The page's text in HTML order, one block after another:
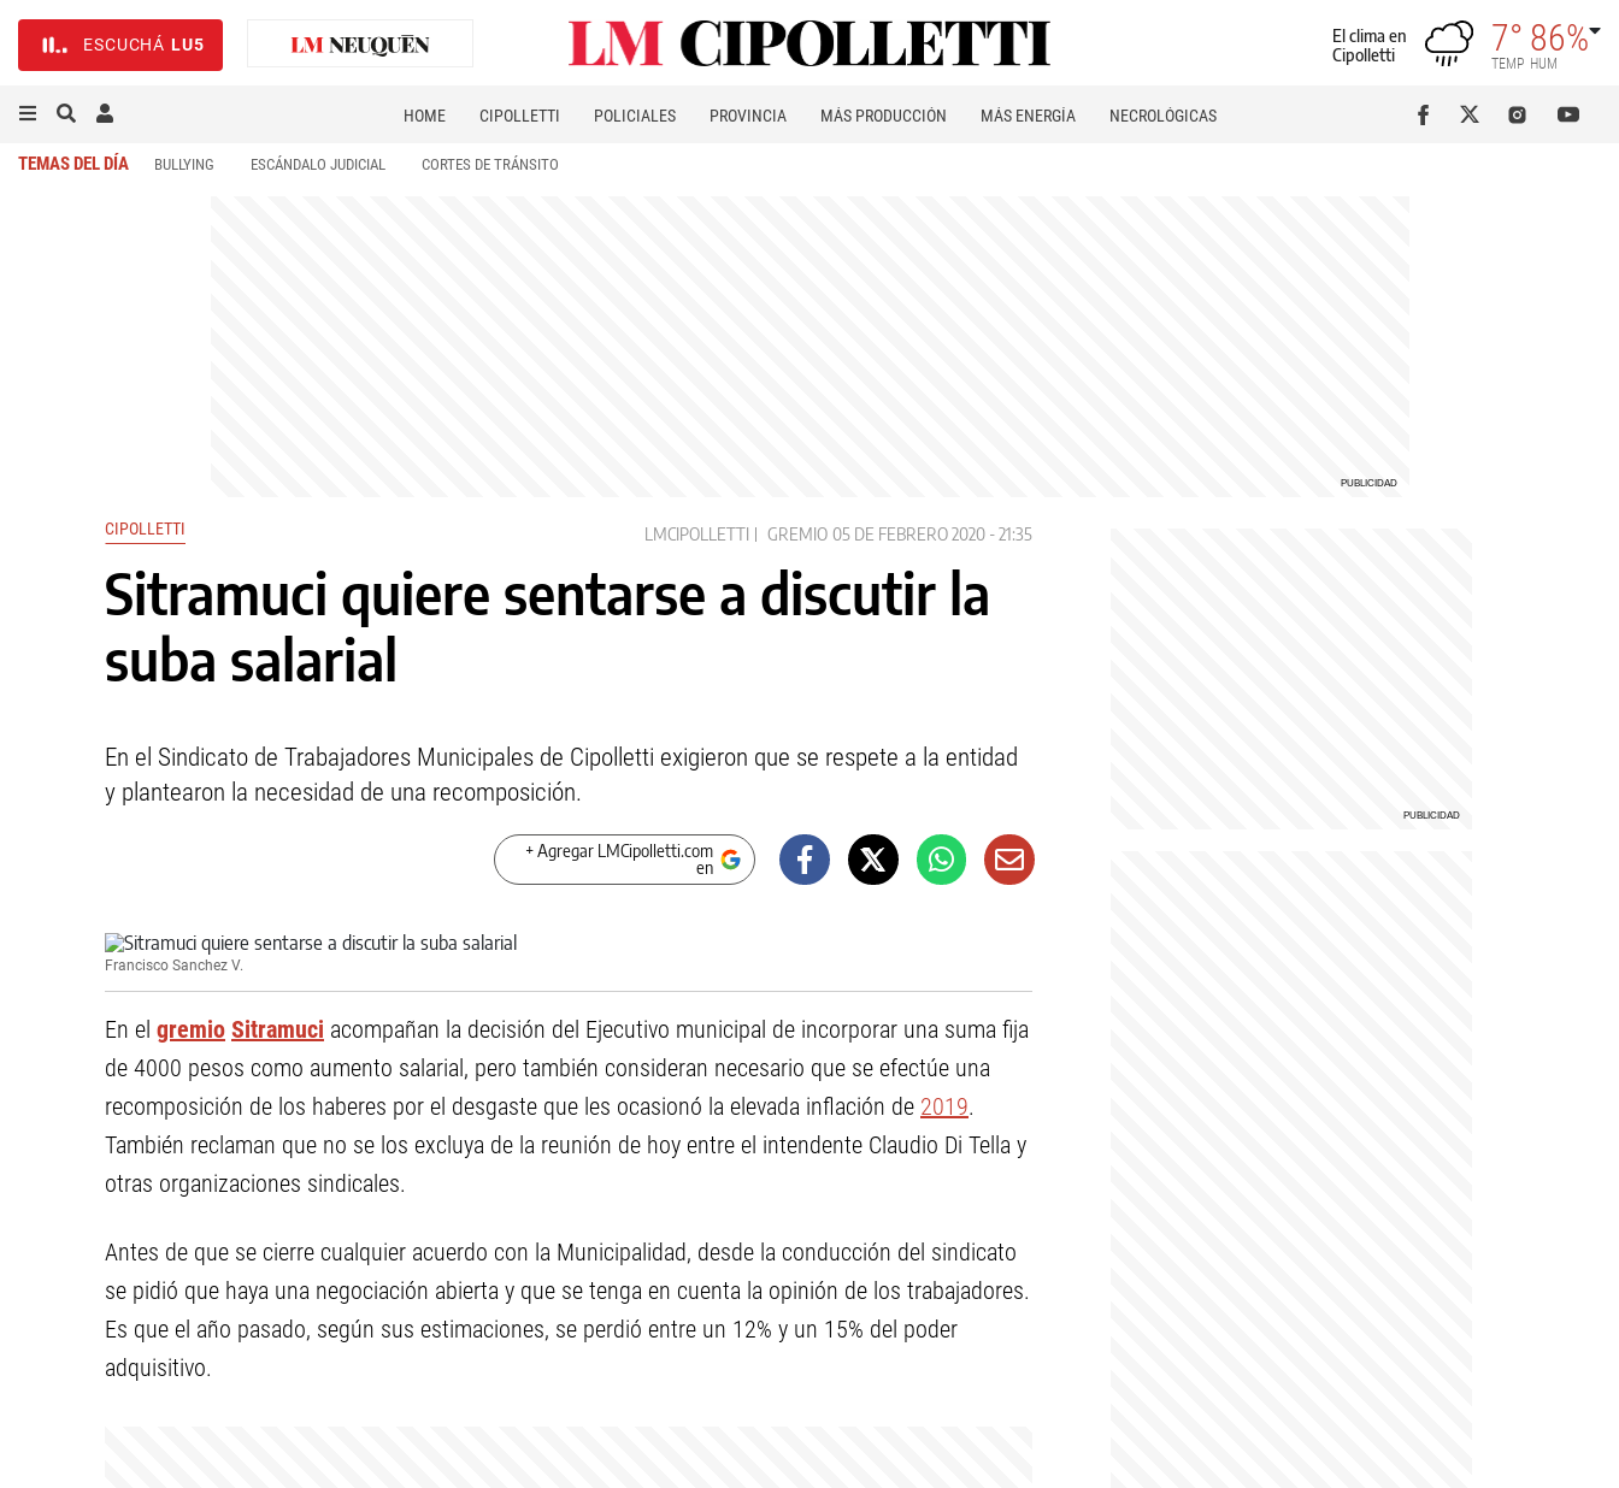
ESCUCHÁ LU5
El clima en
Cipolletti
7°
TEMP
86%
HUM
HOME CIPOLLETTI POLICIALES PROVINCIA MÁS PRODUCCIÓN MÁS ENERGÍA NECROLÓGICAS
TEMAS DEL DÍA BULLYING ESCÁNDALO JUDICIAL CORTES DE TRÁNSITO
CIPOLLETTI LMCIPOLLETTI GREMIO 05 DE FEBRERO 2020 - 21:35
Sitramuci quiere sentarse a discutir la
suba salarial
En el Sindicato de Trabajadores Municipales de Cipolletti exigieron que se respete a la entidad
y plantearon la necesidad de una recomposición.
+ Agregar LMCipolletti.com
en
Francisco Sanchez V.
En el gremio Sitramuci acompañan la decisión del Ejecutivo municipal de incorporar una suma fija
de 4000 pesos como aumento salarial, pero también consideran necesario que se efectúe una
recomposición de los haberes por el desgaste que les ocasionó la elevada inflación de 2019.
También reclaman que no se los excluya de la reunión de hoy entre el intendente Claudio Di Tella y
otras organizaciones sindicales.
Antes de que se cierre cualquier acuerdo con la Municipalidad, desde la conducción del sindicato
se pidió que haya una negociación abierta y que se tenga en cuenta la opinión de los trabajadores.
Es que el año pasado, según sus estimaciones, se perdió entre un 12% y un 15% del poder
adquisitivo.